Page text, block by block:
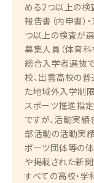
める2つ以上の検
報告書（内申書）
つ以上の検査が
募集人員（体育
総合入学者選抜
校、出雲高校の
た地域外入学制
スポーツ推進指
ですが、活動実
部活動の活動実
ポーツ団体等の
や掲載された新
すべての高校・